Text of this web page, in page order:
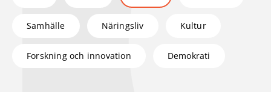
Samhälle Näringsliv Kultur
Forskning och innovation Demokrati